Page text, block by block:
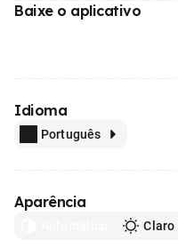
Baixe o aplicativo
Idioma
Português
Aparência
Claro